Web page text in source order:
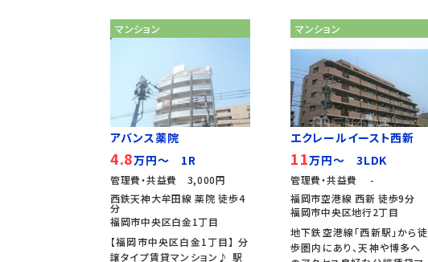
マンション
アバンス薬院
4.8万円～ 1R
管理費・共益費 3,000円
西鉄天神大牟田線 薬院 徒歩4
分
福岡市中央区白金1丁目
【福岡市中央区白金1丁目】 分
譲タイプ賃貸マンション♪ 駅
マンション
エクレールイースト西新
11万円～ 3LDK
管理費・共益費 -
福岡市空港線 西新 徒歩9分
福岡市中央区地行2丁目
地下鉄空港線「西新駅」から徒
歩圏内にあり、天神や博多へ